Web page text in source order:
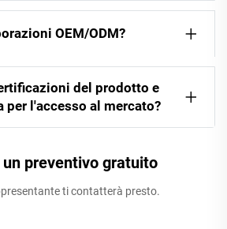
OEM/ODM?
del prodotto e
per l'accesso al mercato?
un preventivo gratuito
ti contatterà presto.